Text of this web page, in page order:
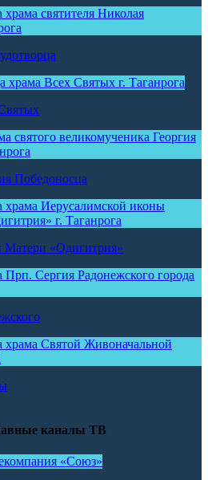
Победоносца
«Одигитрия»
каналы ТВ